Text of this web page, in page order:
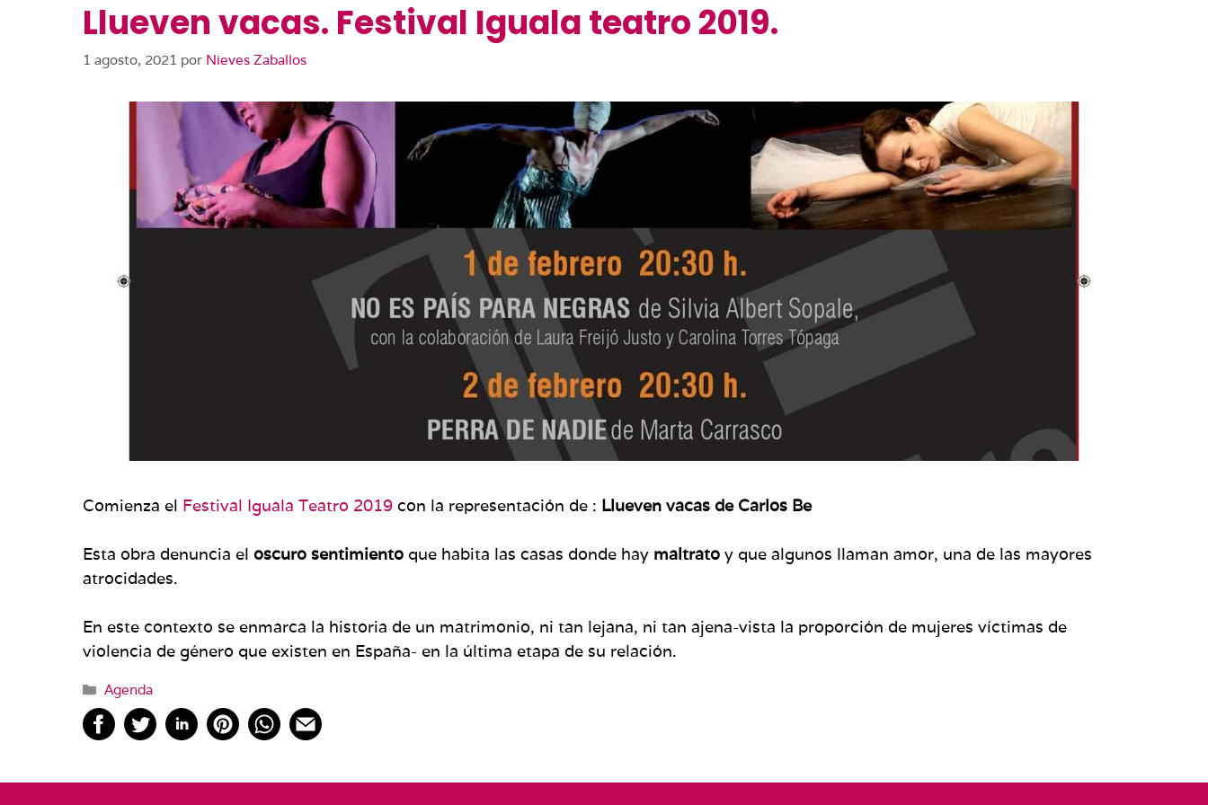
Llueven vacas. Festival Iguala teatro 2019.
1 agosto, 2021 por Nieves Zaballos
Comienza el Festival Iguala Teatro 2019 con la representación de : Llueven vacas de Carlos Be
Esta obra denuncia el oscuro sentimiento que habita las casas donde hay maltrato y que algunos llaman amor, una de las mayores
atrocidades.
En este contexto se enmarca la historia de un matrimonio, ni tan lejana, ni tan ajena-vista la proporción de mujeres víctimas de
violencia de género que existen en España- en la última etapa de su relación.
Categorías
Agenda